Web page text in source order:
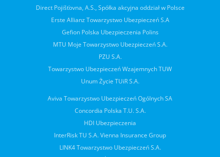
Direct Pojišťovna, A.S., Spółka akcyjna oddział w Polsce
Erste Allianz Towarzystwo Ubezpieczeń S.A
Gefion Polska Ubezpieczenia Polins
MTU Moje Towarzystwo Ubezpieczeń S.A.
PZU S.A.
Towarzystwo Ubezpieczeń Wzajemnych TUW
Unum Życie TUiR S.A.
Aviva Towarzystwo Ubezpieczeń Ogólnych SA
Concordia Polska T.U. S.A.
HDI Ubezpieczenia
InterRisk TU S.A. Vienna Insurance Group
LINK4 Towarzystwo Ubezpieczeń S.A.